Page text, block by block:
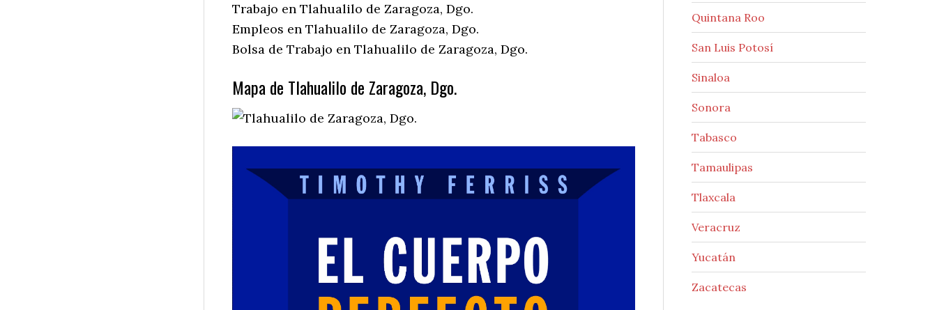
Trabajo en Tlahualilo de Zaragoza, Dgo.
Empleos en Tlahualilo de Zaragoza, Dgo.
Bolsa de Trabajo en Tlahualilo de Zaragoza, Dgo.
Mapa de Tlahualilo de Zaragoza, Dgo.
Quintana Roo
San Luis Potosí
Sinaloa
Sonora
Tabasco
Tamaulipas
Tlaxcala
Veracruz
Yucatán
Zacatecas